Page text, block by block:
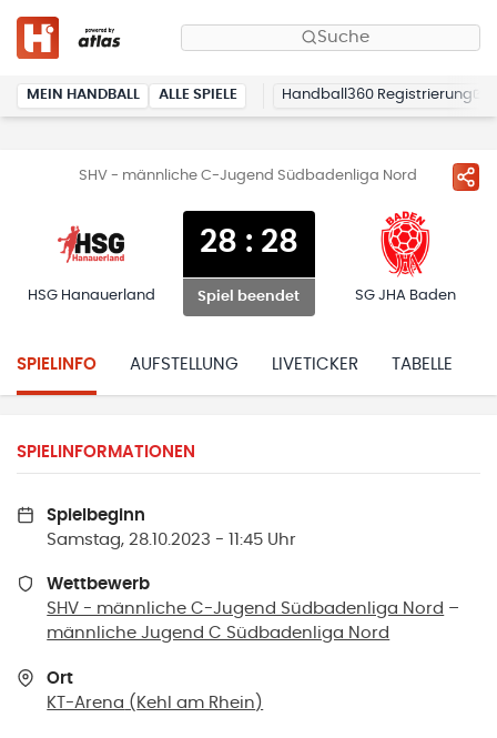
Suche
MEIN HANDBALL ALLE SPIELE Handball360 Registrierung
SHV - männliche C-Jugend Südbadenliga Nord
HSG Hanauerland
28 : 28
Spiel beendet SG JHA Baden
SPIELINFO AUFSTELLUNG LIVETICKER TABELLE
SPIELINFORMATIONEN
Spielbeginn
Samstag, 28.10.2023 - 11:45 Uhr
Wettbewerb
SHV - männliche C-Jugend Südbadenliga Nord –
männliche Jugend C Südbadenliga Nord
Ort
KT-Arena ( Kehl am Rhein )